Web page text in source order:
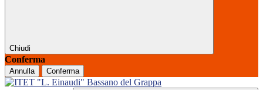
Chiudi
Conferma
Annulla Conferma